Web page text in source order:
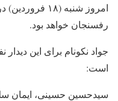
امروز شنبه
رفسنجان خواهد بود.
جواد نکونام برای این
است:
سیدحسین حسینی، ایمان